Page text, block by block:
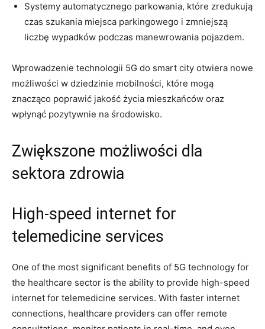
Systemy automatycznego ⁣parkowania, które zredukują
czas szukania miejsca parkingowego i zmniejszą
liczbę wypadków podczas manewrowania pojazdem.
Wprowadzenie technologii 5G do smart city otwiera ⁢nowe
⁢możliwości w ‌dziedzinie ​mobilności, które mogą
znacząco poprawić jakość życia⁢ mieszkańców oraz
wpłynąć pozytywnie na środowisko.
Zwiększone możliwości dla
sektora zdrowia
High-speed internet for
telemedicine services
One of the most significant benefits of 5G technology for
the healthcare ⁤sector is the ability to provide ⁣high-speed
internet ‍for ​telemedicine services. With faster internet
connections, ​healthcare providers can offer remote